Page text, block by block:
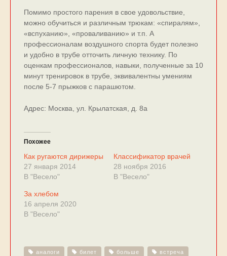
Помимо простого парения в свое удовольствие,
можно обучиться и различным трюкам: «спиралям»,
«вспуханию», «проваливанию» и т.п. А
профессионалам воздушного спорта будет полезно
и удобно в трубе отточить личную технику. По
оценкам профессионалов, навыки, полученные за 10
минут тренировок в трубе, эквивалентны умениям
после 5-7 прыжков с парашютом.
Адрес: Москва, ул. Крылатская, д. 8а
Похожее
Как ругаются дирижеры
27 января 2014
В "Весело"
Классификатор врачей
28 ноября 2016
В "Весело"
За хлебом
16 апреля 2020
В "Весело"
аналоги билет больше встреча